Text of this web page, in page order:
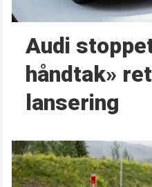
Audi
håndtak»
lansering